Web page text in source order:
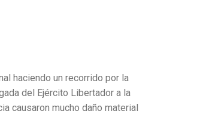
haciendo un recorrido por la
del Ejército Libertador a la
causaron mucho daño material